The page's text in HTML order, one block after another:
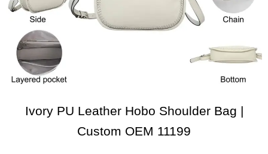
Ivory PU Leather Hobo Shoulder Bag |
Custom OEM 11199